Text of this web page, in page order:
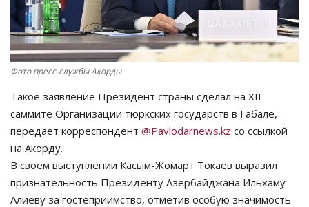
РАЗВЛЕЧЕНИЯ
OFFICIAL
Курултай
Язык
Қазақша Русский
Фото пресс-службы Акорды
Такое заявление Президент страны сделал на XII
саммите Организации тюркских государств в Габале,
передает корреспондент @Pavlodarnews.kz со ссылкой
на Акорду.
В своем выступлении Касым-Жомарт Токаев выразил
признательность Президенту Азербайджана Ильхаму
Алиеву за гостеприимство, отметив особую значимость